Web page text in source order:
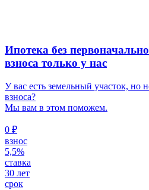
Ипотека без
взноса только у нас
У вас есть земельный участок, но
взноса?
Мы вам в этом поможем.
0 ₽
взнос
5,5%
ставка
30 лет
срок